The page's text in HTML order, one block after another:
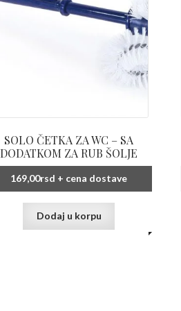
SOLO ČETKA ZA WC – SA
DODATKOM ZA RUB ŠOLJE
169,00rsd + cena dostave
Dodaj u korpu